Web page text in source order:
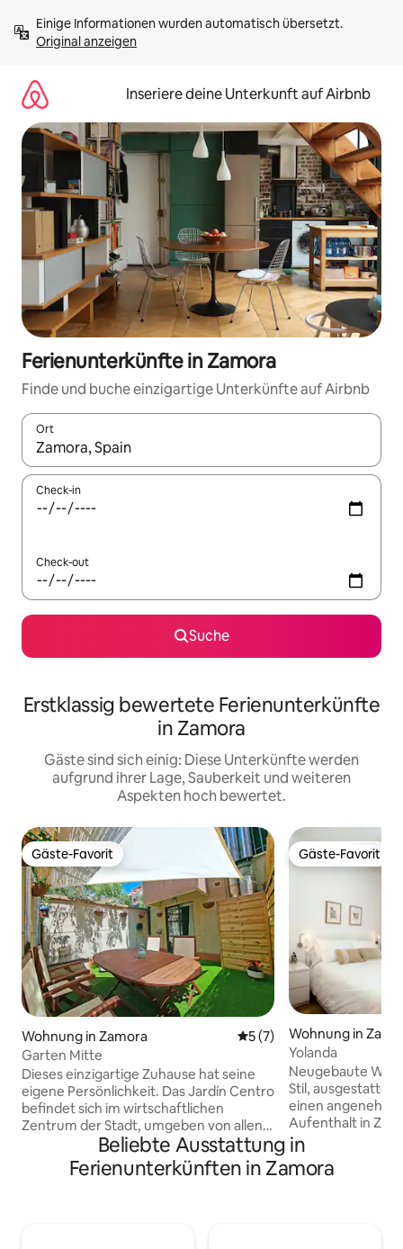
Inhalten
springenOriginal anzeigen
Inseriere deine Unterkunft auf Airbnb
Ferienunterkünfte in Zamora
Finde und buche einzigartige Unterkünfte auf Airbnb
Ort
Wenn Ergebnisse verfügbar sind, navigiere mit den
Check-in
Check-out
Suche
Erstklassig bewertete Ferienunterkünfte
in Zamora
Gäste sind sich einig: Diese Unterkünfte werden
aufgrund ihrer Lage, Sauberkeit und weiteren
Aspekten hoch bewertet.
Gäste-Favorit
Gäste-Favorit
Wohnung in Zamora Durchschnittliche
5 (7)
Garten Mitte
Dieses einzigartige Zuhause hat seine
eigene Persönlichkeit. Das Jardín Centro
befindet sich im wirtschaftlichen
Zentrum der Stadt, umgeben von allen
Annehmlichkeiten. Auf moderne und
gemütliche Weise eingerichtet, verfügt
es über Kunstwerke an den Wänden
Gäste-Favorit
Gäste-Favorit
Wohnung in
Yolanda
Neugebaute
Stil, ausgestattet
einen
Aufenthalt in Zamora
in einer ruhigen
Fluss Duero. Die
von Sao Tome
Beliebte Ausstattung in
Ferienunterkünften in Zamora